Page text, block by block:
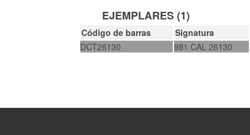
EJEMPLARES (1)
Código de barras Signatura
DCT26130
981 CAL 26130